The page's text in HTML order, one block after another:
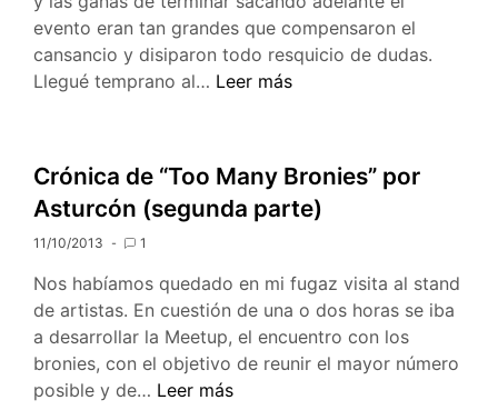
evento eran tan grandes que compensaron el
cansancio y disiparon todo resquicio de dudas.
Llegué temprano al… Crónica
Bronies”
por
parte)
Leer más
Crónica de “Too Many Bronies” por
Asturcón (segunda parte)
11/10/2013 1
Nos habíamos quedado en mi fugaz visita al stand
de artistas. En cuestión de una o dos horas se iba
a desarrollar la Meetup, el encuentro con los
bronies, con el objetivo de reunir el mayor número
posible y de… Crónica
Leer más